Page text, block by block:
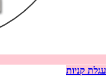
עגלת קניות